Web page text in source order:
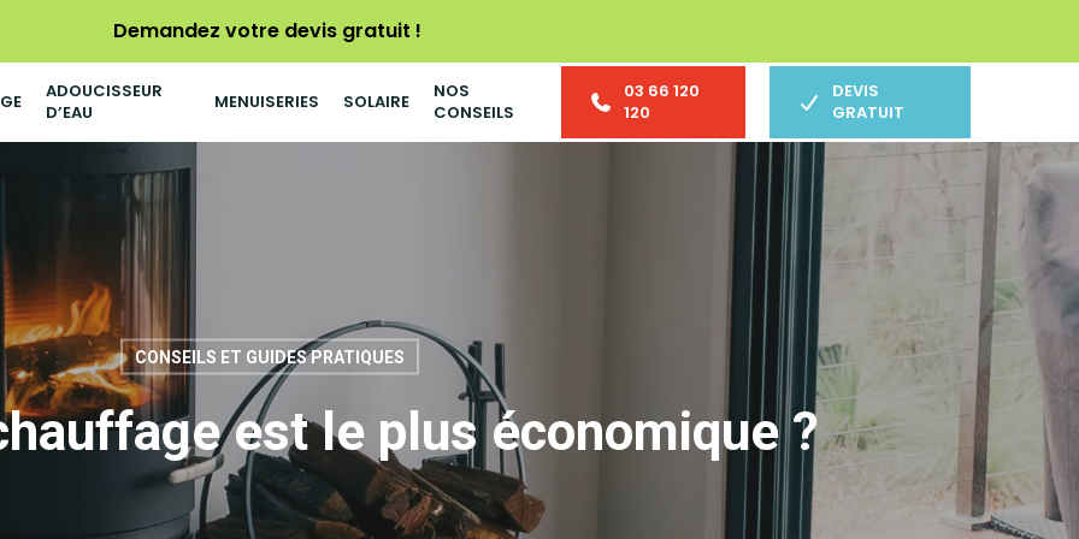
Demandez votre devis gratuit !
ADOUCISSEUR
D’EAU
MENUISERIES SOLAIRE
NOS
CONSEILS
03 66 120
120
DEVIS
GRATUIT
CONSEILS ET GUIDES PRATIQUES
est le plus économique ?